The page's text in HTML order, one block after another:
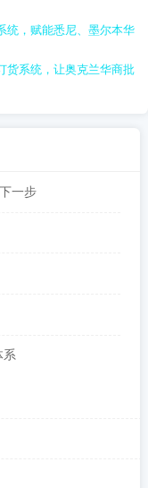
统，赋能悉尼、墨尔本华
货系统，让奥克兰华商批
一步
系